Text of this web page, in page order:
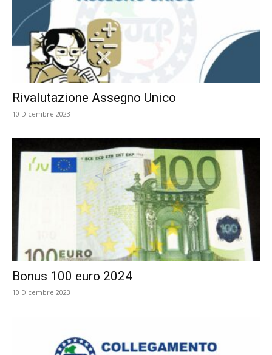
Rivalutazione Assegno Unico
10 Dicembre 2023
Bonus 100 euro 2024
10 Dicembre 2023